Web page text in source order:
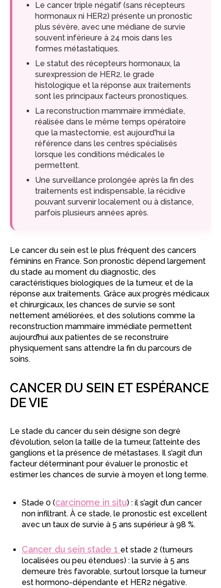
Le cancer triple négatif (sans récepteurs
hormonaux ni HER2) présente un pronostic
plus sévère, avec une médiane de survie
souvent inférieure à 24 mois dans les
formes métastatiques.
Le statut des récepteurs hormonaux, la
surexpression de HER2, le grade
histologique et la réponse aux traitements
sont les principaux facteurs pronostiques.
La reconstruction mammaire immédiate,
réalisée dans le même temps opératoire
que la mastectomie, est aujourd'hui la
référence dans les centres spécialisés
lorsque les conditions médicales le
permettent.
Une surveillance prolongée après la fin des
traitements est indispensable, la récidive
pouvant survenir localement ou à distance,
parfois plusieurs années après.
Le cancer du sein est le plus fréquent des cancers
féminins en France. Son pronostic dépend largement
du stade au moment du diagnostic, des
caractéristiques biologiques de la tumeur, et de la
réponse aux traitements. Grâce aux progrès médicaux
et chirurgicaux, les chances de survie se sont
nettement améliorées, et des solutions comme la
reconstruction mammaire immédiate permettent
aujourd’hui aux patientes de se reconstruire
physiquement sans attendre la fin du parcours de
soins.
CANCER DU SEIN ET ESPÉRANCE
DE VIE
Le stade du cancer du sein désigne son degré
d’évolution, selon la taille de la tumeur, l’atteinte des
ganglions et la présence de métastases. Il s’agit d’un
facteur déterminant pour évaluer le pronostic et
estimer les chances de survie à moyen et long terme.
Stade 0 (carcinome in situ) : il s’agit d’un cancer
non infiltrant. À ce stade, le pronostic est excellent
avec un taux de survie à 5 ans supérieur à 98 %.
Cancer du sein stade 1 et stade 2 (tumeurs
localisées ou peu étendues) : la survie à 5 ans
demeure très favorable, surtout lorsque la tumeur
est hormono-dépendante et HER2 négative.